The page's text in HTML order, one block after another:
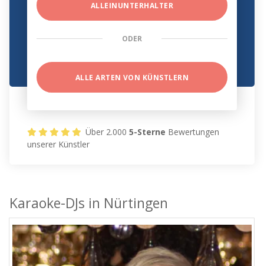
ALLEINUNTERHALTER
ODER
ALLE ARTEN VON KÜNSTLERN
Über 2.0005-Sterne Bewertungen
unserer Künstler
Karaoke-DJs in Nürtingen